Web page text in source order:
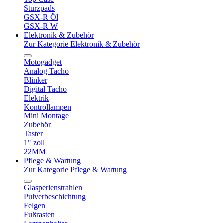
Sturzpads
GSX-R Öl
GSX-R W
Elektronik & Zubehör
Zur Kategorie Elektronik & Zubehör
Motogadget
Analog Tacho
Blinker
Digital Tacho
Elektrik
Kontrollampen
Mini Montage
Zubehör
Taster
1" zoll
22MM
Pflege & Wartung
Zur Kategorie Pflege & Wartung
Glasperlenstrahlen
Pulverbeschichtung
Felgen
Fußrasten